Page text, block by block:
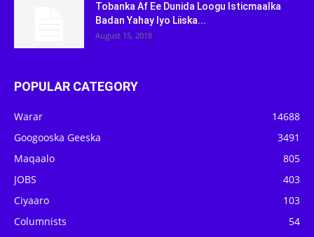
Tobanka Af Ee Dunida Loogu Isticmaalka
Badan Yahay Iyo Liiska...
August 15, 2018
POPULAR CATEGORY
Warar
14688
Googooska Geeska
3491
Maqaalo
805
JOBS
403
Ciyaaro
103
Columnists
54